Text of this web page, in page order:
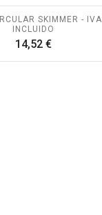
SKIMMER - IVA
INCLUIDO
14,52 €Precio